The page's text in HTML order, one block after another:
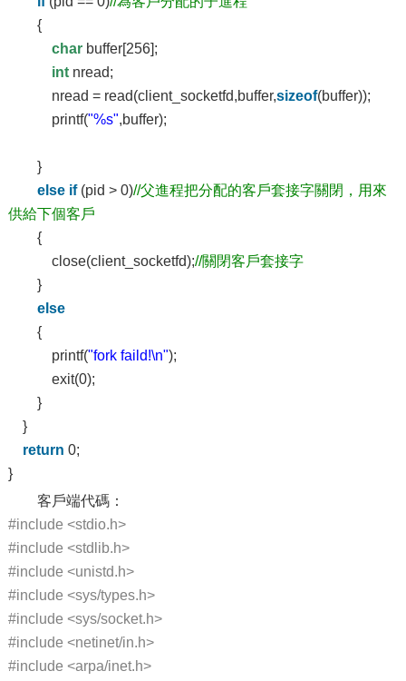
{
charbuffer[256];
intnread;
nread = read(client_socketfd,buffer,sizeof(buffer));
printf("%s",buffer);
}
else if(pid > 0)//父進程把分配的客戶套接字關閉，用來
供給下個客戶
{
close(client_socketfd);//關閉客戶套接字
}
else
{
printf("fork faild!\n");
exit(0);
}
}
return 0;
}
客戶端代碼：
#include <stdio.h>
#include <stdlib.h>
#include <unistd.h>
#include <sys/types.h>
#include <sys/socket.h>
#include <netinet/in.h>
#include <arpa/inet.h>